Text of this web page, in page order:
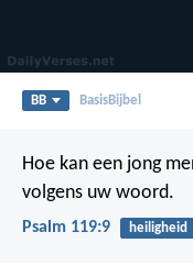
BB BasisBijbel
Hoe kan een jong
volgens uw woord.
Psalm 119:9 heiligheid